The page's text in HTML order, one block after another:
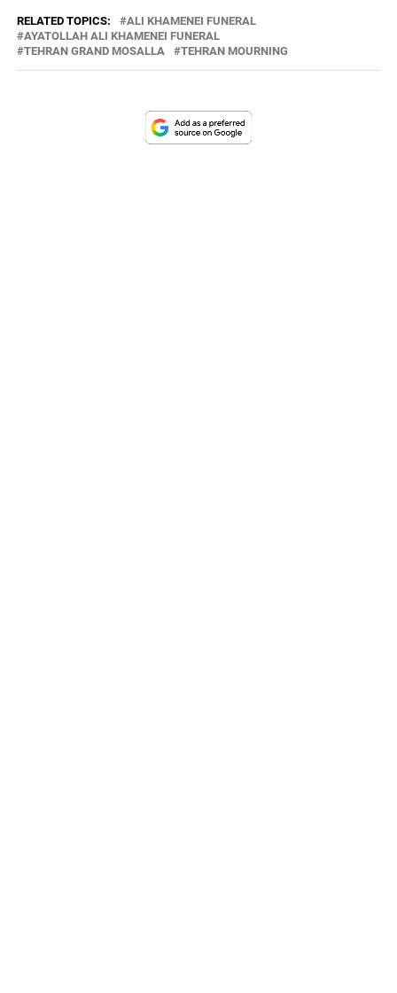
RELATED TOPICS:
ALI KHAMENEI FUNERAL
AYATOLLAH ALI KHAMENEI FUNERAL
TEHRAN GRAND MOSALLA
TEHRAN MOURNING